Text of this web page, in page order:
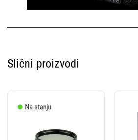
Slični proizvodi
Na stanju